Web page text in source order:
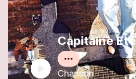
Capitaine
Chanson